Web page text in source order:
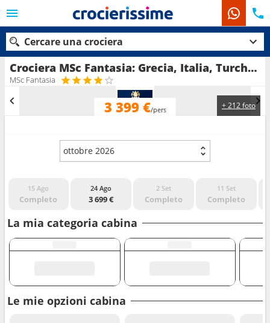
Crociera MSc Fantasia: Grecia, Italia, Turchia in partenza da Istanbul
MSc Fantasia
+ 212 foto
3 399 €/pers
ottobre 2026
15 Ago
Completo
24 Ago
3 699 €
2 Set
Completo
11 Set
Completo
La mia categoria cabina
Le mie opzioni cabina
Cercare una crociera
Le nostre destinazioni
Compagnie
Ricerca